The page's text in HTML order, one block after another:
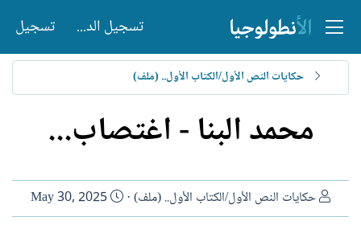
تسجيل الدخول تسجيل
حكايات النص الأول/الكتاب الأول.. (ملف)
محمد البنا - اغتصاب...
ا
ل
حكايات النص الأول/الكتاب الأول.. (ملف)
ت
ا
May 30, 2025